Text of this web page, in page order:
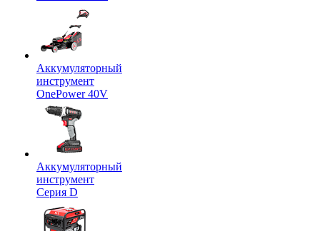
Аккумуляторный
инструмент
OnePower 40V
Аккумуляторный
инструмент
Серия D